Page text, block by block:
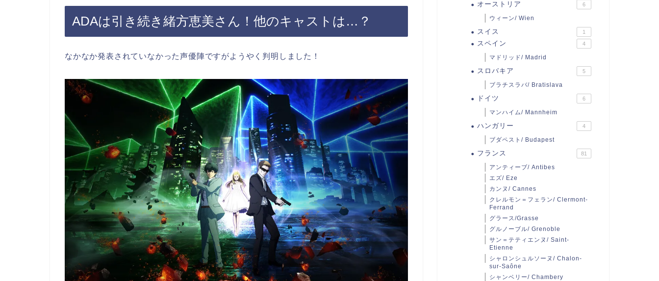
ADAは引き続き緒方恵美さん！他のキャストは…？
なかなか発表されていなかった声優陣ですがようやく判明しました！
オーストリア 6
ウィーン/ Wien
スイス 1
スペイン 4
マドリッド/ Madrid
スロバキア 5
ブラチスラバ/ Bratislava
ドイツ 6
マンハイム/ Mannheim
ハンガリー 4
ブダペスト/ Budapest
フランス 81
アンティーブ/ Antibes
エズ/ Eze
カンヌ/ Cannes
クレルモン＝フェラン/ Clermont-
Ferrand
グラース/Grasse
グルノーブル/ Grenoble
サン＝テティエンヌ/ Saint-
Etienne
シャロンシュルソーヌ/ Chalon-
sur-Saône
シャンベリー/ Chambery